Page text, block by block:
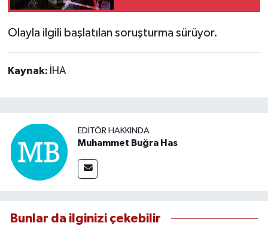
Olayla ilgili başlatılan soruşturma sürüyor.
Kaynak: İHA
EDITÖR HAKKINDA
Muhammet Buğra Has
Bunlar da ilginizi çekebilir